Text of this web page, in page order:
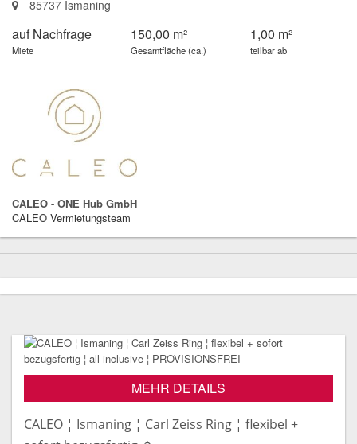
85737 Ismaning
auf Nachfrage
Miete
150,00 m²
Gesamtfläche (ca.)
1,00 m²
teilbar ab
CALEO - ONE Hub GmbH
CALEO Vermietungsteam
MEHR DETAILS
CALEO ¦ Ismaning ¦ Carl Zeiss Ring ¦ flexibel +